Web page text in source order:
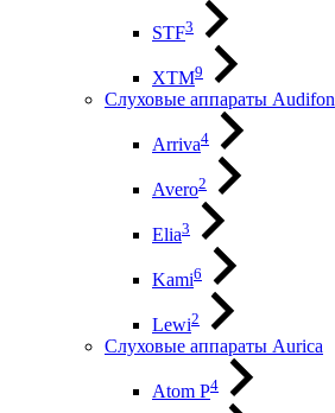
STF3
XTM9
Слуховые аппараты Audifon
Arriva4
Avero2
Elia3
Kami6
Lewi2
Слуховые аппараты Aurica
Atom P4